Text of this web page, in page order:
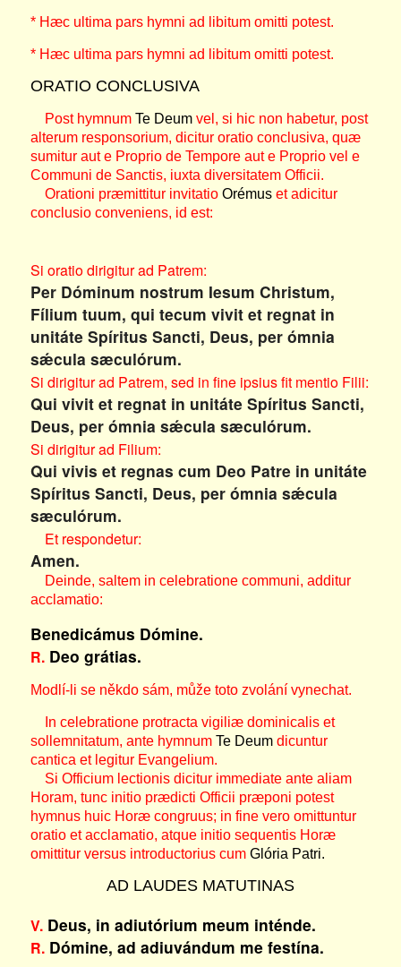
* Hæc ultima pars hymni ad libitum omitti potest.
* Hæc ultima pars hymni ad libitum omitti potest.
ORATIO CONCLUSIVA
Post hymnum Te Deumvel, si hic non habetur, post
alterum responsorium, dicitur oratio conclusiva, quæ
sumitur aut e Proprio de Tempore aut e Proprio vel e
Communi de Sanctis, iuxta diversitatem Officii.
Orationi præmittitur invitatio Orémuset adicitur
conclusio conveniens, id est:
Si oratio dirigitur ad Patrem:
Per Dóminum nostrum Iesum Christum,
Fílium tuum, qui tecum vivit et regnat in
unitáte Spíritus Sancti, Deus, per ómnia
sǽcula sæculórum.
Si dirigitur ad Patrem, sed in fine ipsius fit mentio Filii:
Qui vivit et regnat in unitáte Spíritus Sancti,
Deus, per ómnia sǽcula sæculórum.
Si dirigitur ad Filium:
Qui vivis et regnas cum Deo Patre in unitáte
Spíritus Sancti, Deus, per ómnia sǽcula
sæculórum.
Et respondetur:
Amen.
Deinde, saltem in celebratione communi, additur
acclamatio:
Benedicámus Dómine.
R.Deo grátias.
Modlí-li se někdo sám, může toto zvolání vynechat.
In celebratione protracta vigiliæ dominicalis et
sollemnitatum, ante hymnum Te Deumdicuntur
cantica et legitur Evangelium.
Si Officium lectionis dicitur immediate ante aliam
Horam, tunc initio prædicti Officii præponi potest
hymnus huic Horæ congruus; in fine vero omittuntur
oratio et acclamatio, atque initio sequentis Horæ
omittitur versus introductorius cumGlória Patri.
AD LAUDES MATUTINAS
V.Deus, in adiutórium meum inténde.
R.Dómine, ad adiuvándum me festína.